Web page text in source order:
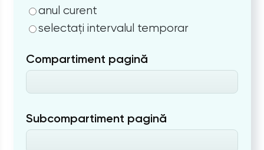
anul curent
selectați intervalul temporar
Compartiment pagină
Subcompartiment pagină